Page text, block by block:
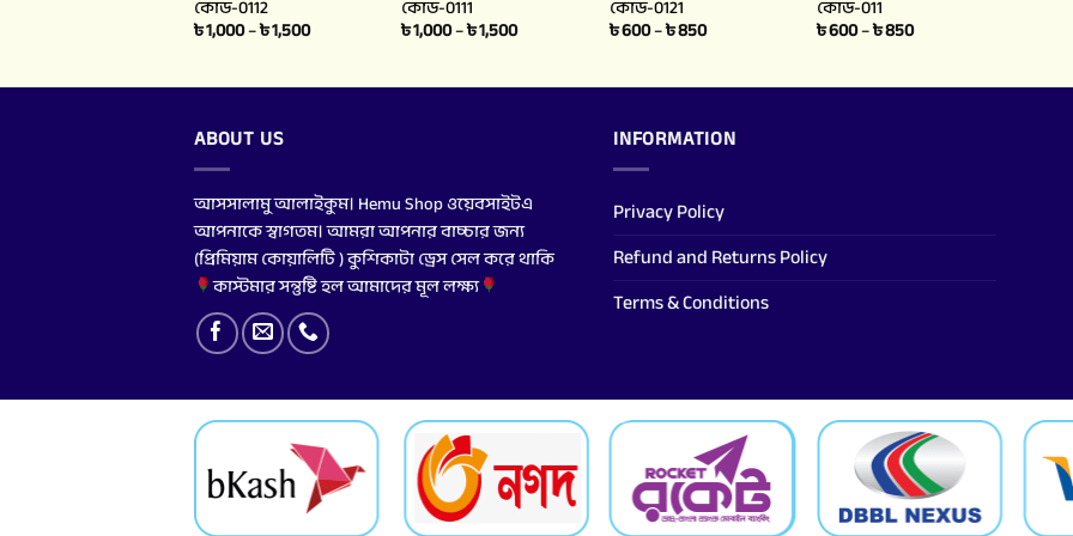
কোড-0112
৳1,000–৳1,500
কোড-0111
৳1,000–৳1,500
কোড-0121
৳600–৳850
কোড-011
৳600–৳850
ABOUT US
আসসালামু আলাইকুম। Hemu Shop ওয়েবসাইটএ
আপনাকে স্বাগতম। আমরা আপনার বাচ্চার জন্য
(প্রিমিয়াম কোয়ালিটি ) কুশিকাটা ড্রেস সেল করে থাকি
কাস্টমার সন্তুষ্টি হল আমাদের মূল লক্ষ্য
INFORMATION
Privacy Policy
Refund and Returns Policy
Terms & Conditions